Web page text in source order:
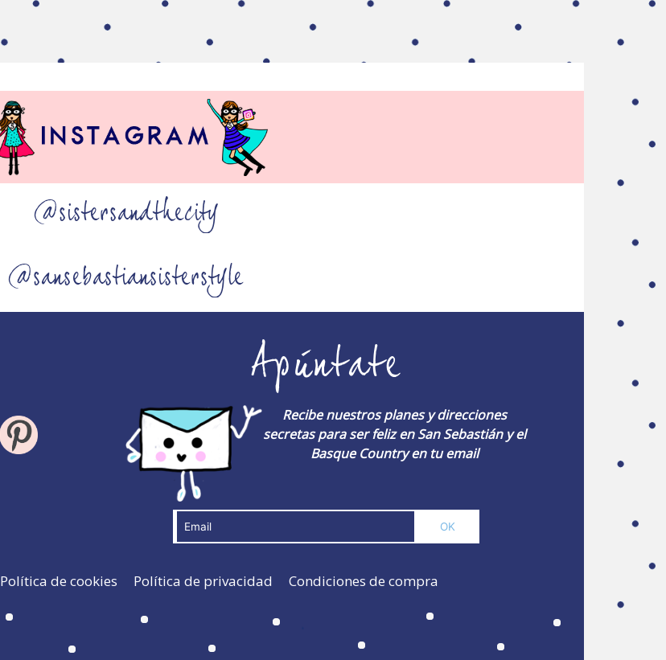
@sistersandthecity
@sansebastiansisterstyle
Apúntate
Recibe nuestros planes y direcciones
secretas para ser feliz en San Sebastián y el
Basque Country en tu email
Política de cookies Política de privacidad Condiciones de compra